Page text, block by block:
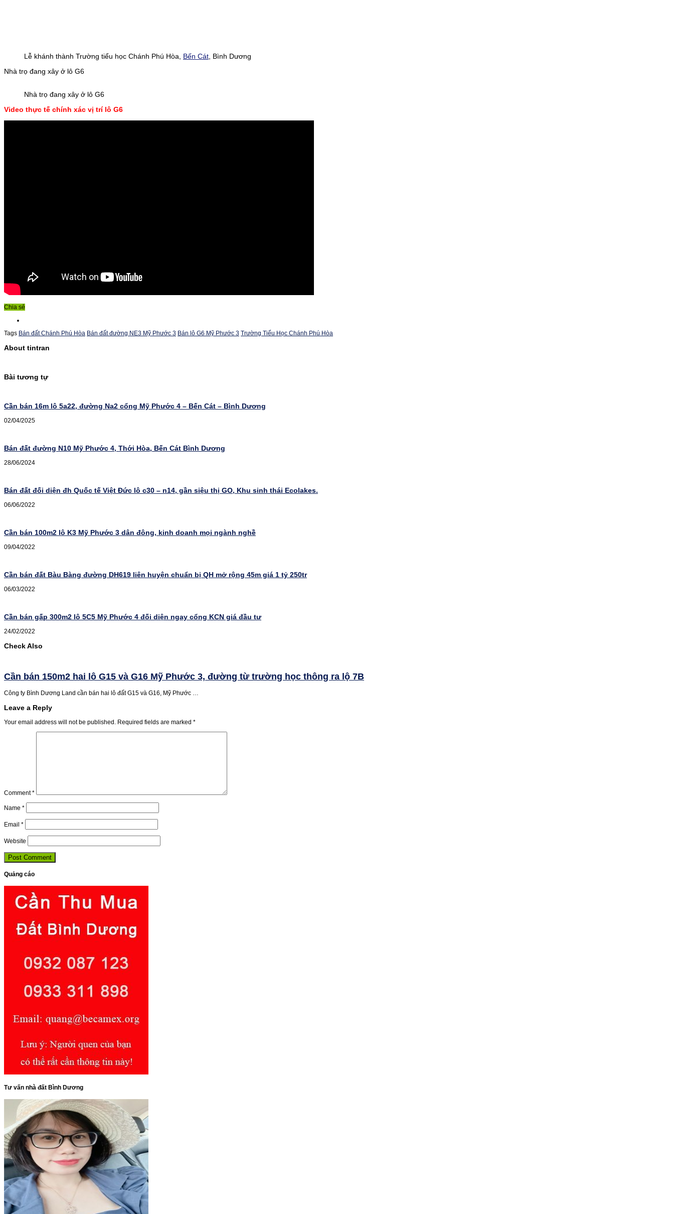
Lễ khánh thành Trường tiểu học Chánh Phú Hòa, Bến Cát , Bình Dương
Nhà trọ đang xây ở lô G6
Nhà trọ đang xây ở lô G6
Video thực tế chính xác vị trí lô G6
Chia sẻ
Tags Bán đất Chánh Phú Hòa Bán đất đường NE3 Mỹ Phước 3 Bán lô G6 Mỹ Phước 3 Trường Tiểu Học Chánh Phú Hòa
About tintran
Bài tương tự
Cần bán 16m lô 5a22, đường Na2 cổng Mỹ Phước 4 – Bến Cát – Bình Dương
02/04/2025
Bán đất đường N10 Mỹ Phước 4, Thới Hòa, Bến Cát Bình Dương
28/06/2024
Bán đất đối diện đh Quốc tế Việt Đức lô c30 – n14, gần siệu thị GO, Khu sinh thái Ecolakes.
06/06/2022
Cần bán 100m2 lô K3 Mỹ Phước 3 dân đông, kinh doanh mọi ngành nghề
09/04/2022
Cần bán đất Bàu Bàng đường DH619 liên huyện chuẩn bị QH mở rộng 45m giá 1 tỷ 250tr
06/03/2022
Cần bán gấp 300m2 lô 5C5 Mỹ Phước 4 đối diện ngay cổng KCN giá đầu tư
24/02/2022
Check Also
Cần bán 150m2 hai lô G15 và G16 Mỹ Phước 3, đường từ trường học thông ra lộ 7B
Công ty Bình Dương Land cần bán hai lô đất G15 và G16, Mỹ Phước …
Leave a Reply
Your email address will not be published. Required fields are marked *
Comment*
Name *
Email *
Website
Quảng cáo
Tư vấn nhà đất Bình Dương